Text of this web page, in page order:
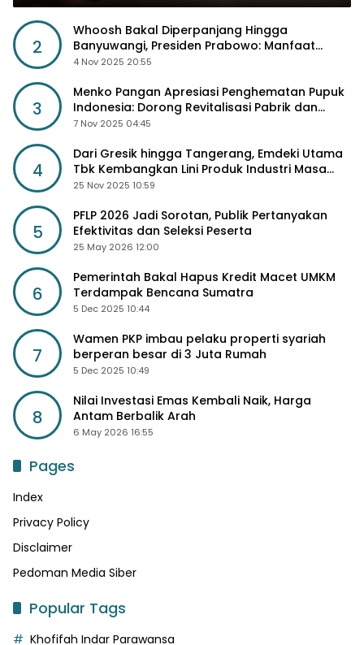
2
Whoosh Bakal Diperpanjang Hingga
Banyuwangi, Presiden Prabowo: Manfaat
Sosial Lebih Besar
4 Nov 2025 20:55
3
Menko Pangan Apresiasi Penghematan Pupuk
Indonesia: Dorong Revitalisasi Pabrik dan
Diskon Harga Pupuk
7 Nov 2025 04:45
4
Dari Gresik hingga Tangerang, Emdeki Utama
Tbk Kembangkan Lini Produk Industri Masa
Depan
25 Nov 2025 10:59
5
PFLP 2026 Jadi Sorotan, Publik Pertanyakan
Efektivitas dan Seleksi Peserta
25 May 2026 12:00
6
Pemerintah Bakal Hapus Kredit Macet UMKM
Terdampak Bencana Sumatra
5 Dec 2025 10:44
7
Wamen PKP imbau pelaku properti syariah
berperan besar di 3 Juta Rumah
5 Dec 2025 10:49
8
Nilai Investasi Emas Kembali Naik, Harga
Antam Berbalik Arah
6 May 2026 16:55
Pages
Index
Privacy Policy
Disclaimer
Pedoman Media Siber
Popular Tags
Khofifah Indar Parawansa